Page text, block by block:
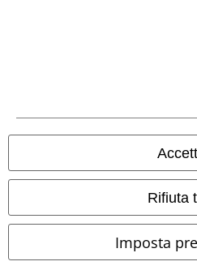
Rifiuta
Imposta
Legge sulla Privacy
Smaltimento rifiuti e protezione
Dichiarazione di Conformità
Informazioni sull'accessibilità
Impostazioni cookie